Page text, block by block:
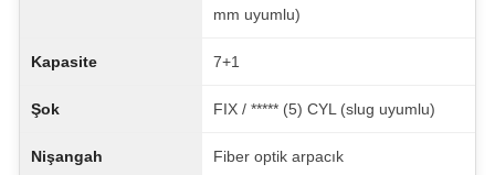
mm uyumlu)
Kapasite 7+1
Şok FIX / ***** (5) CYL (slug uyumlu)
Nişangah Fiber optik arpacık